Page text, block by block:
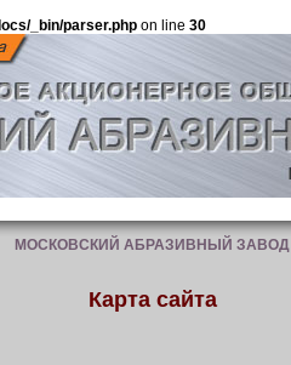
_bin/parser.php on line 30
МОСКОВСКИЙ АБРАЗИВНЫЙ ЗАВОД
Карта сайта